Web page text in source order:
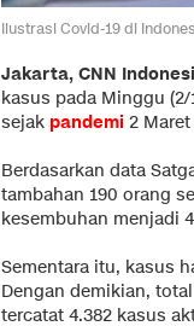
Ilustrasi Covid-19 di
Jakarta, CNN
kasus pada Minggu
sejak pandemi 2
Berdasarkan data
tambahan 190 orang
kesembuhan menjadi
Sementara itu, kasus
Dengan demikian,
tercatat 4.382 kasus